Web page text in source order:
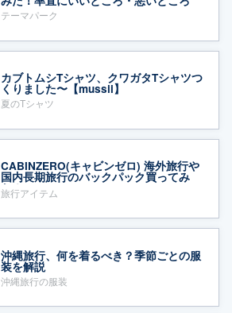
テーマパーク
カブトムシTシャツ、クワガタTシャツつ
くりました〜【mussii】
夏のTシャツ
CABINZERO(キャビンゼロ) 海外旅行や
国内長期旅行のバックパック買ってみ
た！
旅行アイテム
沖縄旅行、何を着るべき？季節ごとの服
装を解説
沖縄旅行の服装